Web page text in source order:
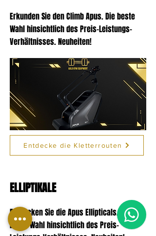
Erkunden Sie den Climb Apus. Die beste
Wahlhinsichtlich des Preis-Leistungs-
Verhältnisses. Neuheiten!
Entdecke die Kletterrouten
ELLIPTIKALE
Entdecken Sie die Apus Ellipticals. Die
beste Wahlhinsichtlich des Preis-
1